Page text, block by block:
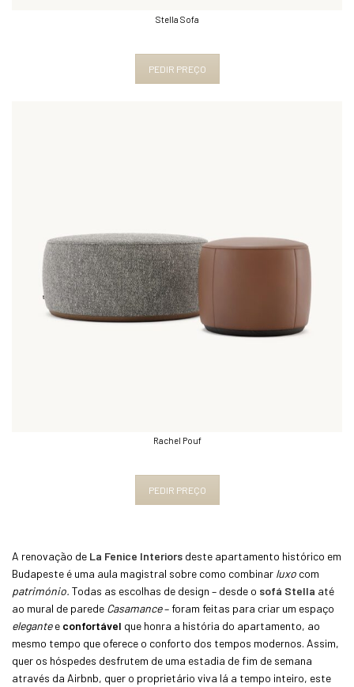
Stella Sofa
PEDIR PREÇO
Rachel Pouf
PEDIR PREÇO
A renovação de La Fenice Interiors deste apartamento histórico em
Budapeste é uma aula magistral sobre como combinar luxo com
património. Todas as escolhas de design – desde o sofá Stella até
ao mural de parede Casamance– foram feitas para criar um espaço
elegantee confortável que honra a história do apartamento, ao
mesmo tempo que oferece o conforto dos tempos modernos. Assim,
quer os hóspedes desfrutem de uma estadia de fim de semana
através da Airbnb, quer o proprietário viva lá a tempo inteiro, este